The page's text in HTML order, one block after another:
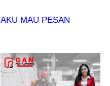
AKU MAU PESAN